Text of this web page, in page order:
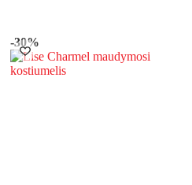
-30%